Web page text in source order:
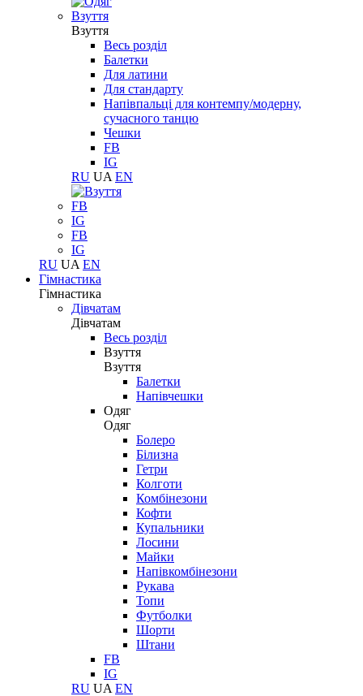
Взуття
Взуття
Весь розділ
Балетки
Для латини
Для стандарту
Напівпальці для контемпу/модерну,
сучасного танцю
Чешки
FB
IG
RU UA EN
FB
IG
FB
IG
RU UA EN
Гімнастика
Гімнастика
Дівчатам
Дівчатам
Весь розділ
Взуття
Взуття
Балетки
Напівчешки
Одяг
Одяг
Болеро
Білизна
Гетри
Колготи
Комбінезони
Кофти
Купальники
Лосини
Майки
Напівкомбінезони
Рукава
Топи
Футболки
Шорти
Штани
FB
IG
RU UA EN